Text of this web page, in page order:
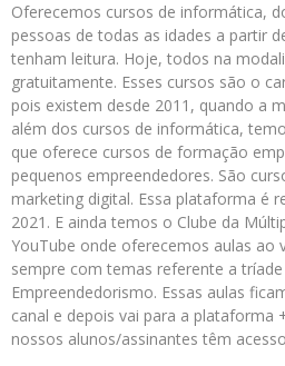
Oferecemos cursos de informática,
pessoas de todas as idades a partir
tenham leitura. Hoje, todos na
gratuitamente. Esses cursos são o
pois existem desde 2011, quando a
além dos cursos de informática,
que oferece cursos de formação
pequenos empreendedores. São
marketing digital. Essa plataforma é
2021. E ainda temos o Clube da
YouTube onde oferecemos aulas ao
sempre com temas referente a
Empreendedorismo. Essas aulas
canal e depois vai para a plataforma
nossos alunos/assinantes têm